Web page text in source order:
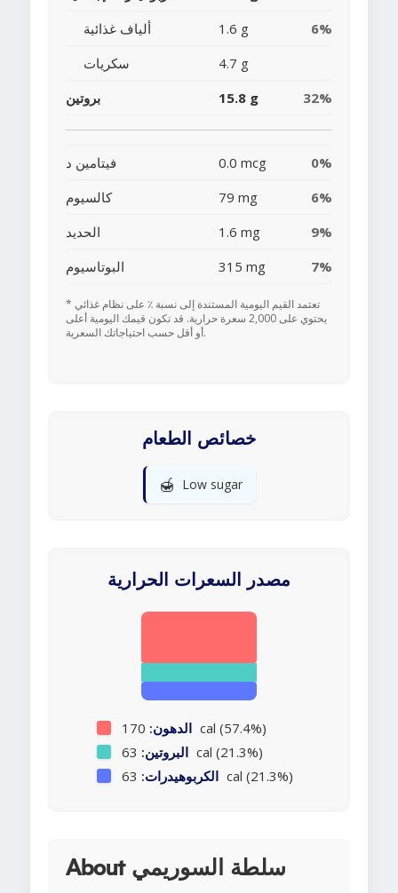
ألياف غذائية
1.6 g
6%
سكريات
4.7 g
بروتين
15.8 g 32%
فيتامين د 0.0 mcg
0%
كالسيوم
79 mg
6%
الحديد
1.6 mg
9%
البوتاسيوم
315 mg 7%
* تعتمد القيم اليومية المستندة إلى نسبة ٪ على نظام غذائي
يحتوي على 2,000 سعرة حرارية. قد تكون قيمك اليومية أعلى
أو أقل حسب احتياجاتك السعرية.
خصائص الطعام
🍯 Low sugar
مصدر السعرات الحرارية
الدهون: 170 cal (57.4%)
البروتين: 63 cal (21.3%)
الكربوهيدرات: 63 cal (21.3%)
About سلطة السوريمي